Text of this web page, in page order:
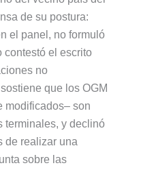
de su postura:
el panel, no formuló
contestó el escrito
no
que los OGM
modificados– son
terminales, y declinó
de realizar una
sobre las